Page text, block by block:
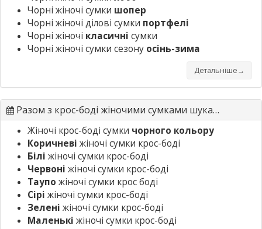
Чорні жіночі сумки шопер
Чорні жіночі ділові сумки портфелі
Чорні жіночі класичні сумки
Чорні жіночі сумки сезону осінь-зима
Детальніше→
Разом з крос-боді жіночими сумками шукають
Жіночі крос-боді сумки чорного кольору
Коричневі жіночі сумки крос-боді
Білі жіночі сумки крос-боді
Червоні жіночі сумки крос-боді
Таупо жіночі сумки крос боді
Сірі жіночі сумки крос-боді
Зелені жіночі сумки крос-боді
Маленькі жіночі сумки крос-боді